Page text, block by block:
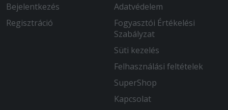
Bejelentkezés
Regisztráció
Adatvédelem
Fogyasztói Értékelési
Szabályzat
Süti kezelés
Felhasználási feltételek
SuperShop
Kapcsolat